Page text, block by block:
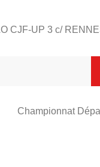
CJF-UP 3 c/
Championnat